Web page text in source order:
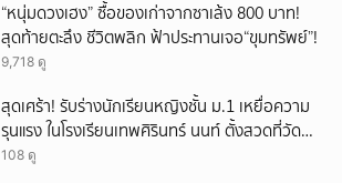
“หนุ่มดวงเฮง” ซื้อของเก่าจากซาเล้ง 800 บาท!
สุดท้ายตะลึง ชีวิตพลิก ฟ้าประทานเจอ“ขุมทรัพย์”!
9,718 ดู
สุดเศร้า! รับร่างนักเรียนหญิงชั้น ม.1 เหยื่อความ
รุนแรง ในโรงเรียนเทพศิรินทร์ นนท์ ตั้งสวดที่วัด
ลาดปลาดุก
108 ดู